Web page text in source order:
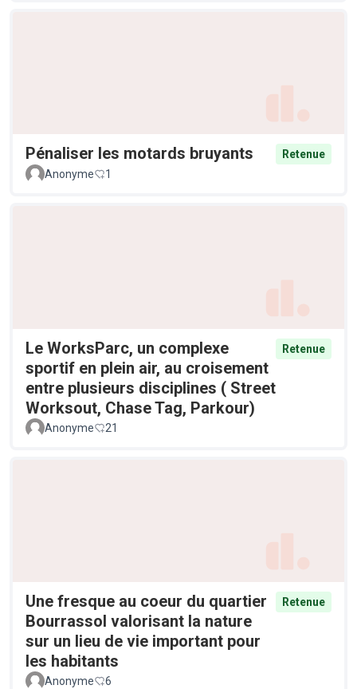
Pénaliser les motards bruyants
Retenue
Anonyme
1
Le WorksParc, un complexe
sportif en plein air, au croisement
entre plusieurs disciplines ( Street
Worksout, Chase Tag, Parkour)
Retenue
Anonyme 21
Une fresque au coeur du quartier
Bourrassol valorisant la nature
sur un lieu de vie important pour
les habitants
Retenue
Anonyme 6